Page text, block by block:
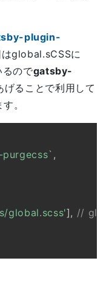
plugin-
global.sCSSに
のでgatsby-
げることで利用して
。
` ,
global.scss'], //